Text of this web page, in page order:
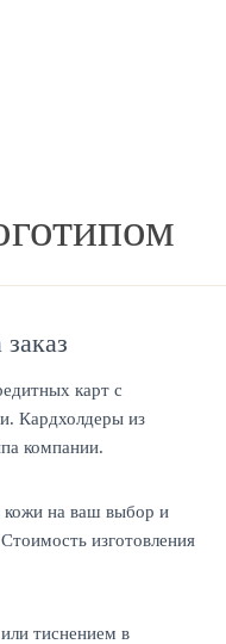
карт с
Кардхолдеры из
компании.
кожи на ваш выбор и
изготовления
тиснением в